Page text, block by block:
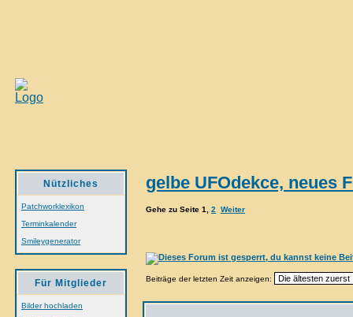
Nützliches
Patchworklexikon
Terminkalender
Smileygenerator
Für Mitglieder
Bilder hochladen
gelbe UFOdekce, neues
Gehe zu Seite 1 2 Weiter
Beiträge der letzten Zeit anzeigen: